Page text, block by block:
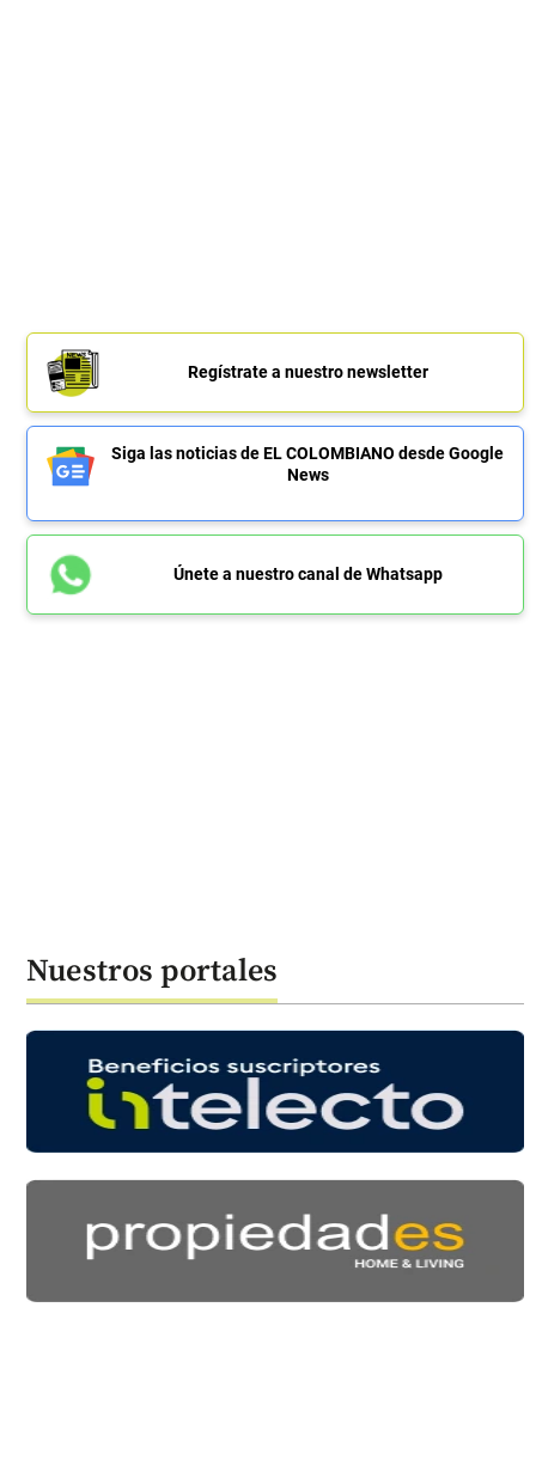
Regístrate a nuestro newsletter
Siga las noticias de EL COLOMBIANO desde Google
News
Únete a nuestro canal de Whatsapp
Nuestros portales